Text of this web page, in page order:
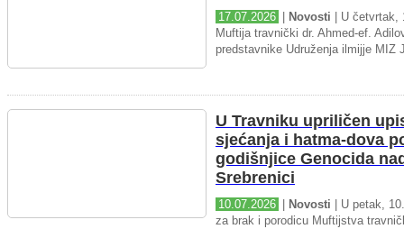
17.07.2026 Novosti | U četvrtak,
Muftija travnički dr. Ahmed-ef.
predstavnike Udruženja ilmijje MIZ
U Travniku upriličen
sjećanja i hatma-dova
godišnjice Genocida
Srebrenici
10.07.2026 Novosti | U petak,
za brak i porodicu Muftijstva